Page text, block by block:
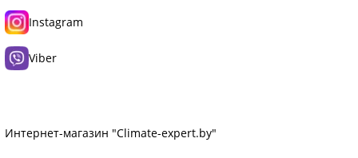
Интернет-магазин "Climate-expert.by"
Instagram
Viber